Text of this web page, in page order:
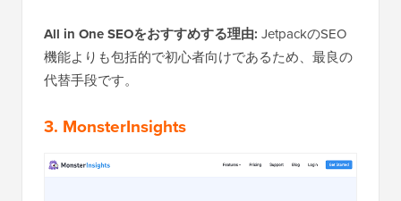
All in One SEOをおすすめする理由: JetpackのSEO
機能よりも包括的で初心者向けであるため、最良の
代替手段です。
3. MonsterInsights